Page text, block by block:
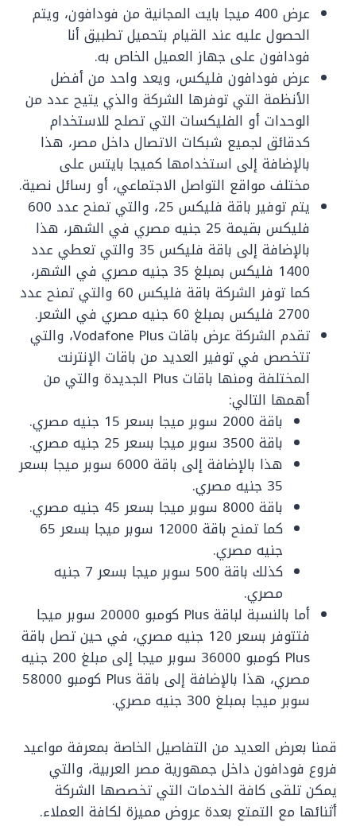
عرض 400 ميجا بايت المجانية من فودافون، ويتم
الحصول عليه عند القيام بتحميل تطبيق أنا
فودافون على جهاز العميل الخاص به.
عرض فودافون فليكس، ويعد واحد من أفضل
الأنظمة التي توفرها الشركة والذي يتيح عدد من
الوحدات أو الفليكسات التي تصلح للاستخدام
كدقائق لجميع شبكات الاتصال داخل مصر، هذا
بالإضافة إلى استخدامها كميجا بايتس على
مختلف مواقع التواصل الاجتماعي، أو رسائل نصية.
يتم توفير باقة فليكس 25، والتي تمنح عدد 600
فليكس بقيمة 25 جنيه مصري في الشهر، هذا
بالإضافة إلى باقة فليكس 35 والتي تعطي عدد
1400 فليكس بمبلغ 35 جنيه مصري في الشهر،
كما توفر الشركة باقة فليكس 60 والتي تمنح عدد
2700 فليكس بمبلغ 60 جنيه مصري في الشعر.
تقدم الشركة عرض باقات Vodafone Plus، والتي
تتخصص في توفير العديد من باقات الإنترنت
المختلفة ومنها باقات Plus الجديدة والتي من
أهمها التالي:
باقة 2000 سوبر ميجا بسعر 15 جنيه مصري.
باقة 3500 سوبر ميجا بسعر 25 جنيه مصري.
هذا بالإضافة إلى باقة 6000 سوبر ميجا بسعر
35 جنيه مصري.
باقة 8000 سوبر ميجا بسعر 45 جنيه مصري.
كما تمنح باقة 12000 سوبر ميجا بسعر 65
جنيه مصري.
كذلك باقة 500 سوبر ميجا بسعر 7 جنيه
مصري.
أما بالنسبة لباقة Plus كومبو 20000 سوبر ميجا
فتتوفر بسعر 120 جنيه مصري، في حين تصل باقة
Plus كومبو 36000 سوبر ميجا إلى مبلغ 200 جنيه
مصري، هذا بالإضافة إلى باقة Plus كومبو 58000
سوبر ميجا بمبلغ 300 جنيه مصري.
قمنا بعرض العديد من التفاصيل الخاصة بمعرفة مواعيد
فروع فودافون داخل جمهورية مصر العربية، والتي
يمكن تلقى كافة الخدمات التي تخصصها الشركة
أثنائها مع التمتع بعدة عروض مميزة لكافة العملاء.